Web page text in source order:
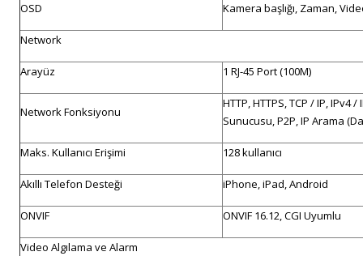
OSD Kamera başlığı, Zaman,
Network
Arayüz 1 RJ-45 Port (100M)
Network Fonksiyonu
HTTP, HTTPS, TCP / IP, IPv4
Sunucusu, P2P, IP Arama
Maks. Kullanıcı Erişimi 128 kullanıcı
Akıllı Telefon Desteği iPhone, iPad, Android
ONVIF ONVIF 16.12, CGI Uyumlu
Video Algılama ve Alarm